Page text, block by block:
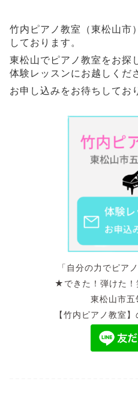
竹内ピアノ教室（東松山市
しております。
東松山でピアノ教室をお探
体験レッスンにお越しくだ
お申し込みをお待ちしてお
「自分の力でピアノが
★できた！弾けた！笑
東松山市五領町
【竹内ピアノ教室】の